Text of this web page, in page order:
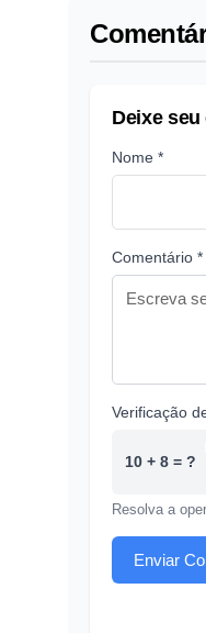
Deixe
Nome *
Comentário *
Verificação
10 + 8 = ?
Resolva a
Enviar